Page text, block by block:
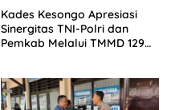
Kades Kesongo Apresiasi
Sinergitas TNI-Polri dan
Pemkab Melalui TMMD 129